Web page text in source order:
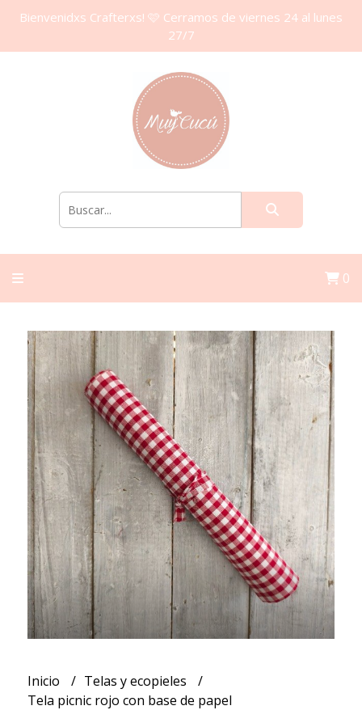
Bienvenidxs Crafterxs! 🩷 Cerramos de viernes 24 al lunes
27/7
0
Inicio
Telas y ecopieles
Tela picnic rojo con base de papel